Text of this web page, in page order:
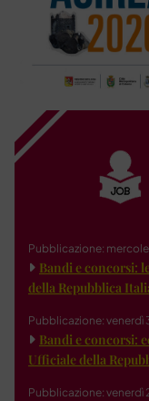
Pubblicazione:
Bandi e concorsi:
della Repubblica
Pubblicazione: venerdì
Bandi e concorsi:
Ufficiale della
Pubblicazione: venerdì